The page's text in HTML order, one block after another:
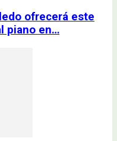
ofrecerá este
piano en…